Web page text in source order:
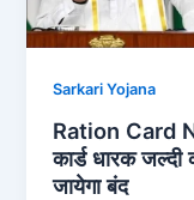
Sarkari Yojana
Ration Card
कार्ड धारक जल्दी
जायेगा बंद